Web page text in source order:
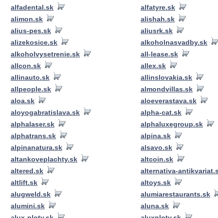
alfadental.sk
alfatyre.sk
alimon.sk
alishah.sk
alius-pes.sk
aliusrk.sk
alizekosice.sk
alkoholnasvadby.sk
alkoholvysetrenie.sk
all-lease.sk
allcon.sk
allex.sk
allinauto.sk
allinslovakia.sk
allpeople.sk
almondvillas.sk
aloa.sk
aloeverastava.sk
aloyogabratislava.sk
alpha-cat.sk
alphalaser.sk
alphaluxegroup.sk
alphatrans.sk
alpina.sk
alpinanatura.sk
alsavo.sk
altankoveplachty.sk
altcoin.sk
altered.sk
alternativa-
altlift.sk
altoys.sk
alugweld.sk
alumiarestaurants.sk
alumini.sk
aluna.sk